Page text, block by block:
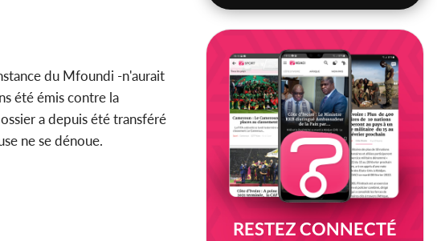
du Mfoundi -n'aurait
été émis contre la
a depuis été transféré
ne se dénoue.
RESTEZ CONNECTÉ